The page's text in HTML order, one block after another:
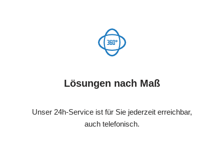
Lösungen nach Maß
Unser 24h-Service ist für Sie jederzeit erreichbar,
auch telefonisch.